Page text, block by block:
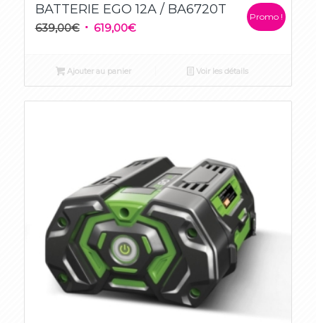
BATTERIE EGO 12A / BA6720T
639,00€ Le
était :
619,00€Le
Promo !
Ajouter au panier Voir les détails